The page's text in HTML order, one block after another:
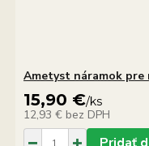
Ametyst náramok pre
15,90 €/ks
12,93 € bez DPH